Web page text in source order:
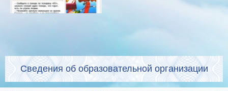
Сведения об образовательной организации